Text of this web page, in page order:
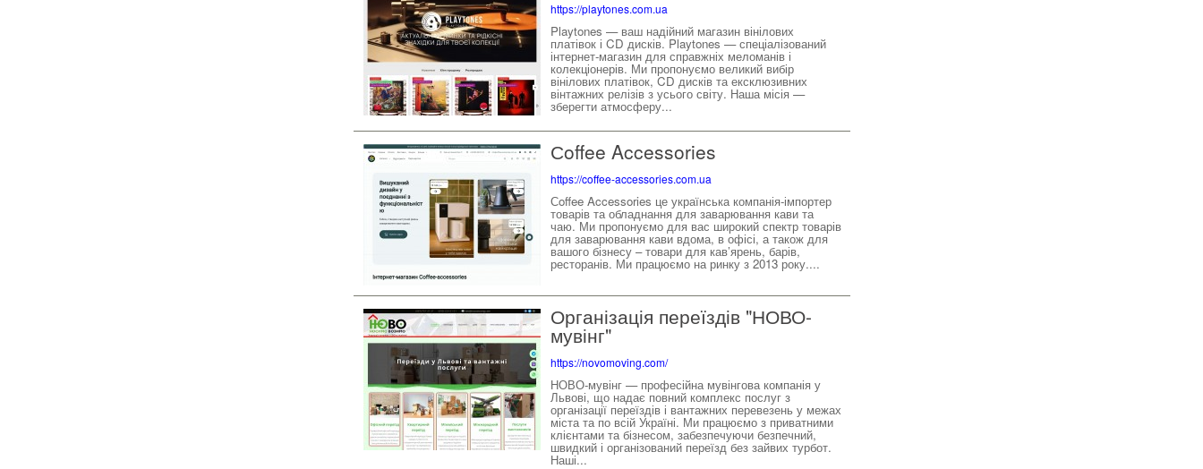
https://playtones.com.ua
Playtones — ваш надійний магазин вінілових
платівок і CD дисків. Playtones — спеціалізований
інтернет-магазин для справжніх меломанів і
колекціонерів. Ми пропонуємо великий вибір
вінілових платівок, CD дисків та ексклюзивних
вінтажних релізів з усього світу. Наша місія —
зберегти атмосферу...
Сoffee Accessories
https://coffee-accessories.com.ua
Сoffee Accessories це українська компанія-імпортер
товарів та обладнання для заварювання кави та
чаю. Ми пропонуємо для вас широкий спектр товарів
для заварювання кави вдома, в офісі, а також для
вашого бізнесу – товари для кав’ярень, барів,
ресторанів. Ми працюємо на ринку з 2013 року....
Організація переїздів "НОВО-
мувінг"
https://novomoving.com/
НОВО-мувінг — професійна мувінгова компанія у
Львові, що надає повний комплекс послуг з
організації переїздів і вантажних перевезень у межах
міста та по всій Україні. Ми працюємо з приватними
клієнтами та бізнесом, забезпечуючи безпечний,
швидкий і організований переїзд без зайвих турбот.
Наші...